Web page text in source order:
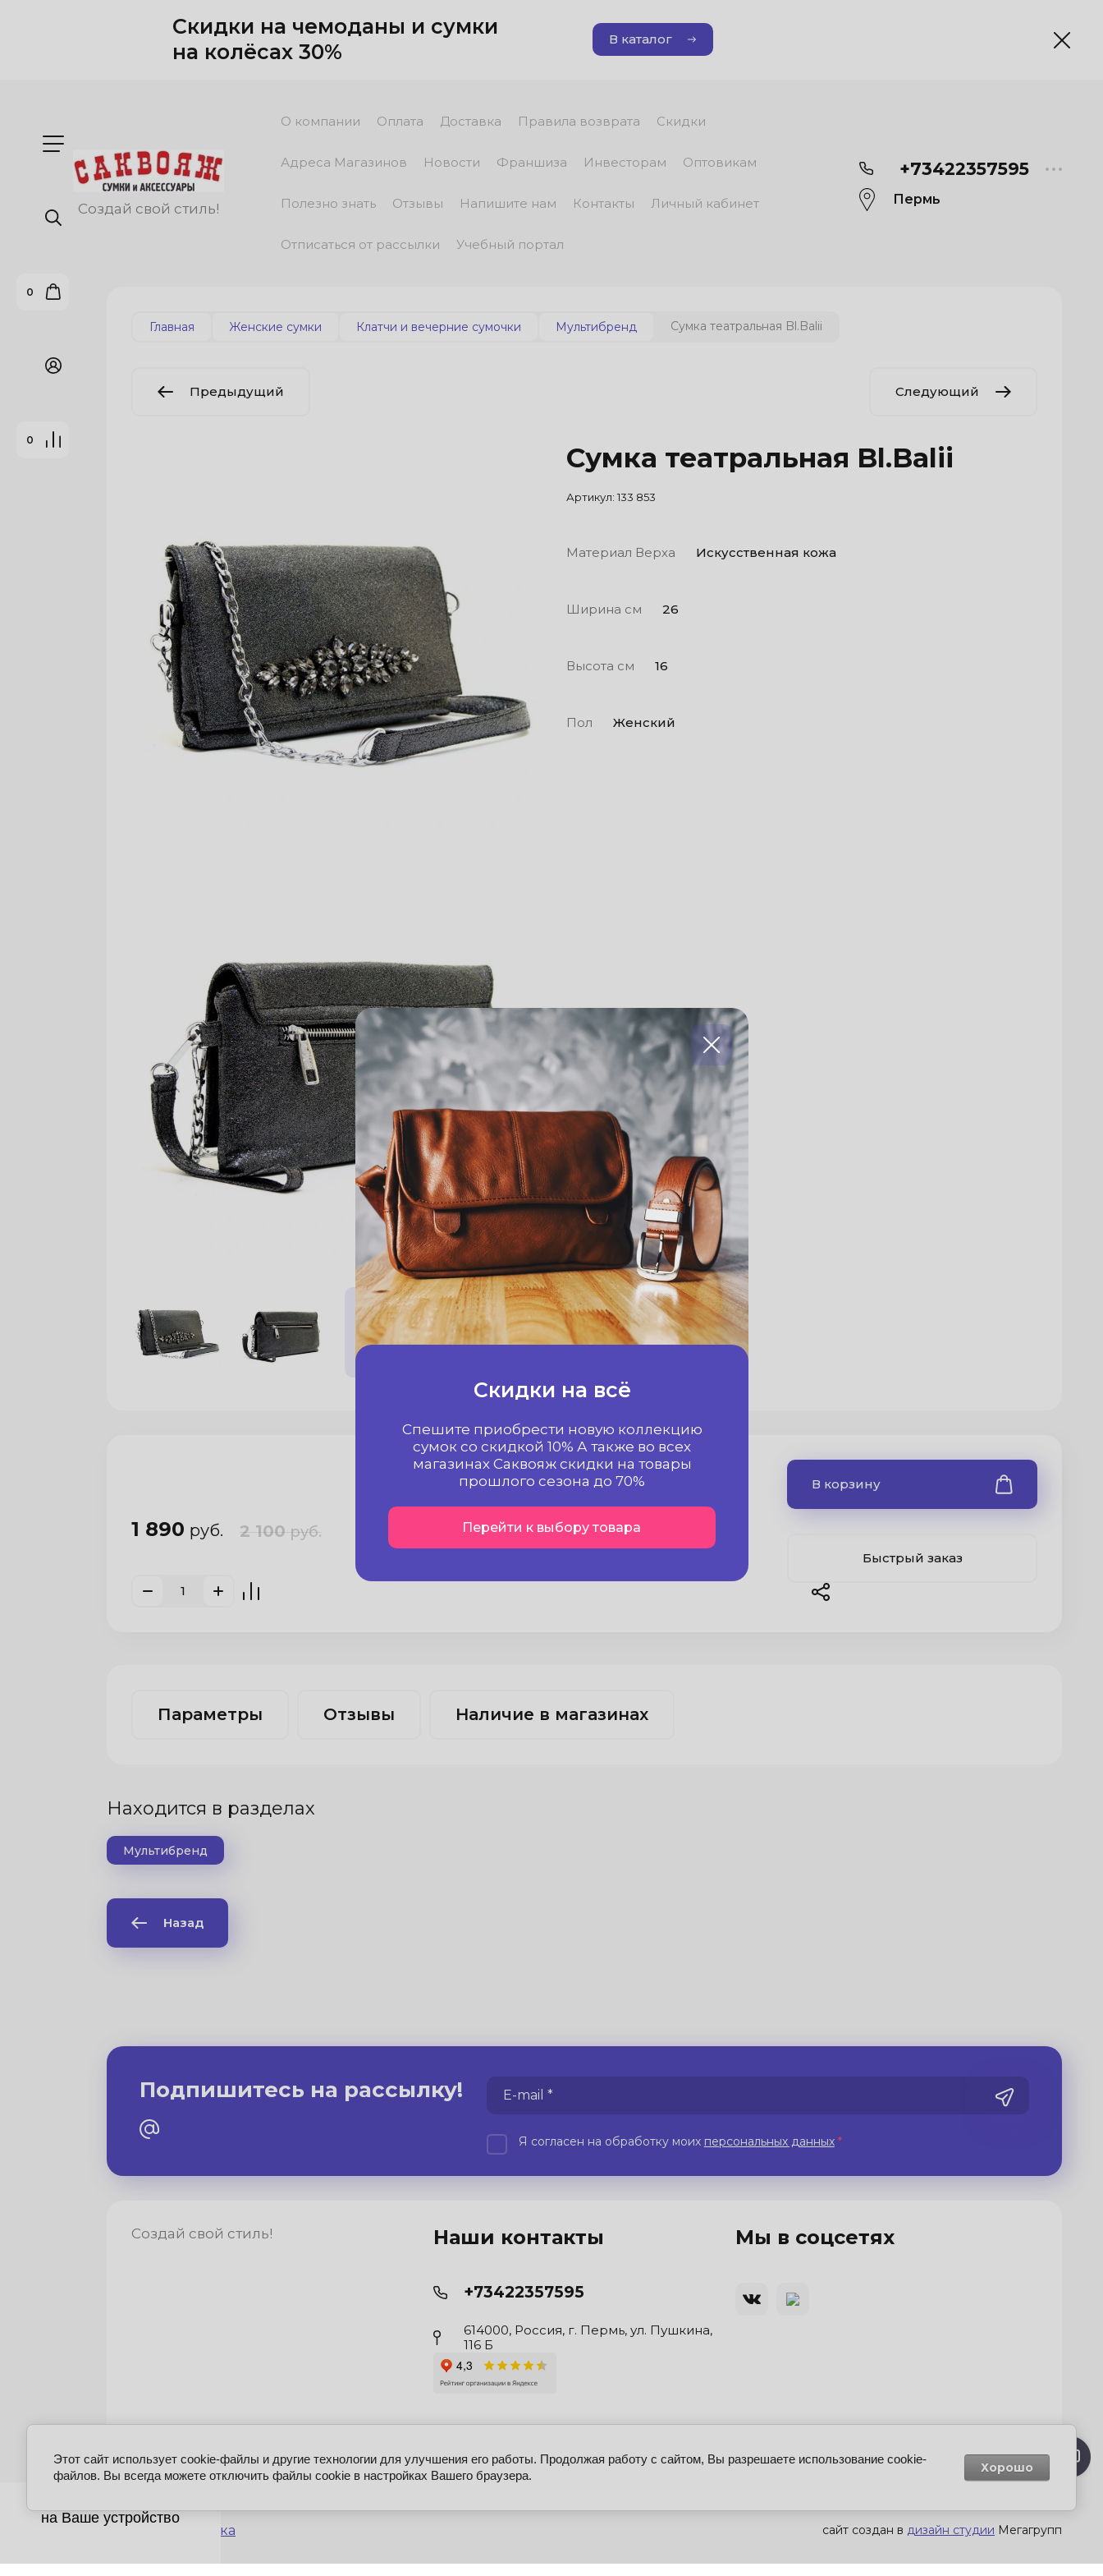
0
0
Скидки на чемоданы и сумки
на колёсах 30%
В каталог
Создай свой стиль!
О компании Оплата Доставка Правила возврата Скидки
Адреса Магазинов Новости Франшиза Инвесторам Оптовикам
Полезно знать Отзывы Напишите нам Контакты Личный кабинет
Отписаться от рассылки Учебный портал
+73422357595
Пермь
Главная Женские сумки Клатчи и вечерние сумочки Мультибренд Сумка театральная Bl.Balii
Предыдущий Следующий
Сумка театральная Bl.Balii
Артикул: 133 853
Материал Верха Искусственная кожа
Ширина см 26
Высота см 16
Пол Женский
В наличии!
1 890 руб. 2 100 руб.
В корзину
Быстрый заказ
Параметры Отзывы Наличие в магазинах
Находится в разделах
Мультибренд
Назад
Создай свой стиль!
© 2008 - 2026 Фирма Саквояж
Наши контакты
+73422357595
614000, Россия, г. Пермь, ул. Пушкина,
116 Б
Мы в соцсетях
Подпишитесь на рассылку!
Я согласен на обработку моих персональных данных *
сайт создан в дизайн студии Мегагрупп
X
на Ваше устройство
Этот сайт использует cookie-файлы и другие технологии для улучшения его работы. Продолжая работу с сайтом, Вы разрешаете использование cookie-
файлов. Вы всегда можете отключить файлы cookie в настройках Вашего браузера.
Хорошо
Скидки на всё
Спешите приобрести новую коллекцию
сумок со скидкой 10% А также во всех
магазинах Саквояж скидки на товары
прошлого сезона до 70%
Перейти к выбору товара